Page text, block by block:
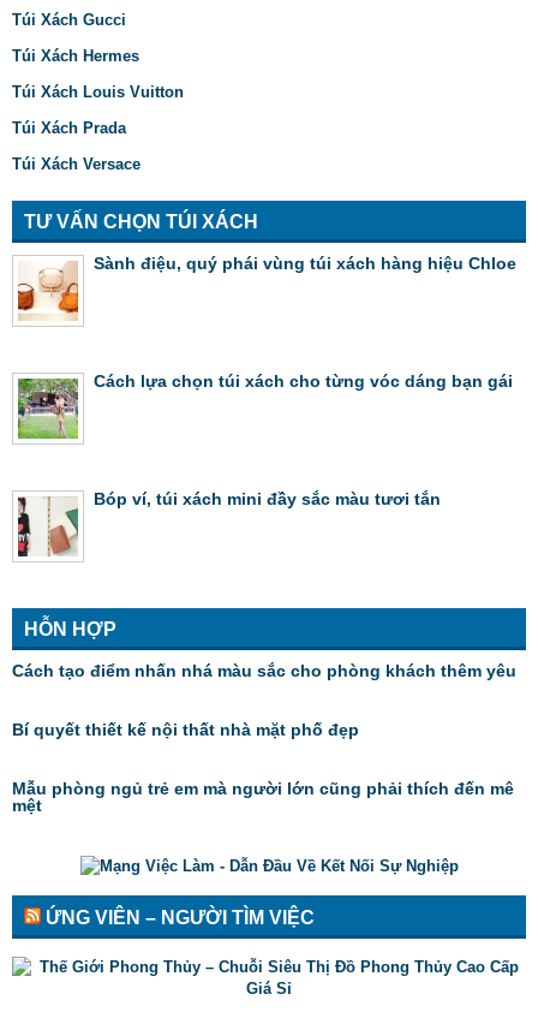
Túi Xách Gucci
Túi Xách Hermes
Túi Xách Louis Vuitton
Túi Xách Prada
Túi Xách Versace
TƯ VẤN CHỌN TÚI XÁCH
Sành điệu, quý phái vùng túi xách hàng hiệu Chloe
Cách lựa chọn túi xách cho từng vóc dáng bạn gái
Bóp ví, túi xách mini đầy sắc màu tươi tắn
HỖN HỢP
Cách tạo điểm nhấn nhá màu sắc cho phòng khách thêm yêu
Bí quyết thiết kế nội thất nhà mặt phố đẹp
Mẫu phòng ngủ trẻ em mà người lớn cũng phải thích đến mê
mệt
ỨNG VIÊN – NGƯỜI TÌM VIỆC